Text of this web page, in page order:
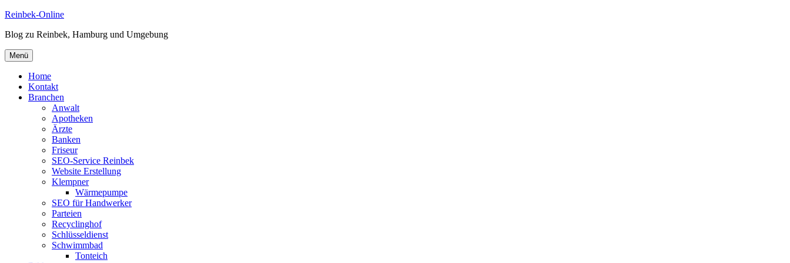
Zum
springen
Reinbek-Online
Blog zu Reinbek, Hamburg und Umgebung
Menü
Home
Kontakt
Branchen
Anwalt
Apotheken
Ärzte
Banken
Friseur
SEO-Service Reinbek
Website Erstellung
Klempner
Wärmepumpe
SEO für Handwerker
Parteien
Recyclinghof
Schlüsseldienst
Schwimmbad
Tonteich